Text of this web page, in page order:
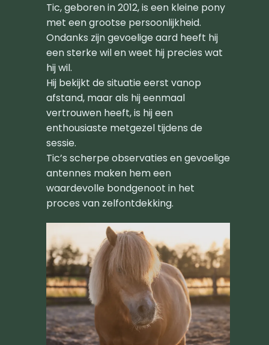
Tic, geboren in 2012, is een kleine pony
met een grootse persoonlijkheid.
Ondanks zijn gevoelige aard heeft hij
een sterke wil en weet hij precies wat
hij wil.
Hij bekijkt de situatie eerst vanop
afstand, maar als hij eenmaal
vertrouwen heeft, is hij een
enthousiaste metgezel tijdens de
sessie.
Tic’s scherpe observaties en gevoelige
antennes maken hem een
waardevolle bondgenoot in het
proces van zelfontdekking.